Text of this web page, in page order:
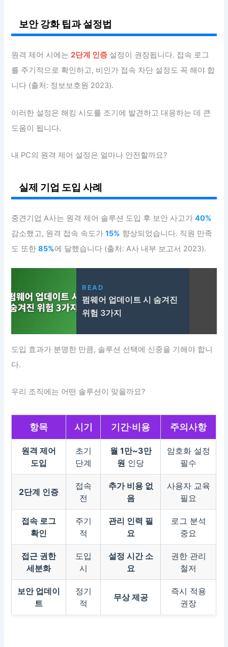
보안 강화 팁과 설정법
원격 제어 시에는2단계 인증 설정이 권장됩니다. 접속 로그
를 주기적으로 확인하고, 비인가 접속 차단 설정도 꼭 해야 합
니다 (출처: 정보보호원 2023).
이러한 설정은 해킹 시도를 조기에 발견하고 대응하는 데 큰
도움이 됩니다.
내 PC의 원격 제어 설정은 얼마나 안전할까요?
실제 기업 도입 사례
중견기업 A사는 원격 제어 솔루션 도입 후 보안 사고가40%
감소했고, 원격 접속 속도가15% 향상되었습니다. 직원 만족
도 또한85%에 달했습니다 (출처: A사 내부 보고서 2023).
READ
펌웨어 업데이트 시 숨겨진
위험 3가지
도입 효과가 분명한 만큼, 솔루션 선택에 신중을 기해야 합니
다.
우리 조직에는 어떤 솔루션이 맞을까요?
항목 시기 기간·비용 주의사항
원격 제어
도입
초기
단계
월 1만~3만
원 인당
암호화 설정
필수
2단계 인증
접속
전
추가 비용 없
음
사용자 교육
필요
접속 로그
확인
주기
적
관리 인력 필
요
로그 분석
중요
접근 권한
세분화
도입
시
설정 시간 소
요
권한 관리
철저
보안 업데이
트
정기
적
무상 제공
즉시 적용
권장